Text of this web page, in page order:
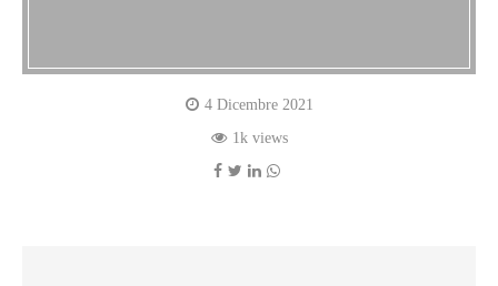
4 Dicembre 2021
1k views